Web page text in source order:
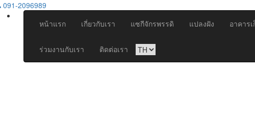
091-2096989
หน้าแรก
เกี่ยวกับเรา แซกีจักรพรรดิ แปลงฝัง อาคาร
ร่วมงานกับเรา ติดต่อเรา